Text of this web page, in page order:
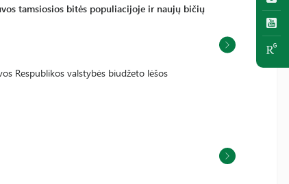
tamsiosios bitės populiacijoje ir naujų bičių
Respublikos valstybės biudžeto lėšos